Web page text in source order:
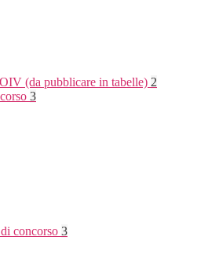
OIV (da pubblicare in tabelle) 2
3
concorso 3